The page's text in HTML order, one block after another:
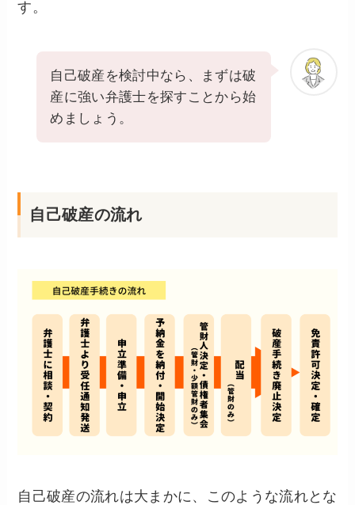
す。
自己破産を検討中なら、まずは破
産に強い弁護士を探すことから始
めましょう。
自己破産の流れ
自己破産の流れは大まかに、このような流れとな